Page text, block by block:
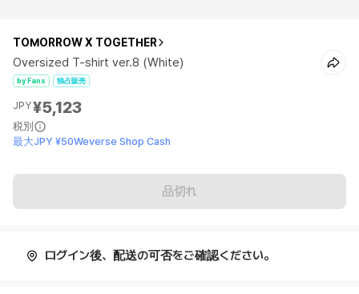
TOMORROW X TOGETHER
Oversized T-shirt ver.8 (White)
by Fans 独占販売
JPY¥5,123
税別
最大JPY ¥50Weverse Shop Cash
品切れ
ログイン後、配送の可否をご確認ください。